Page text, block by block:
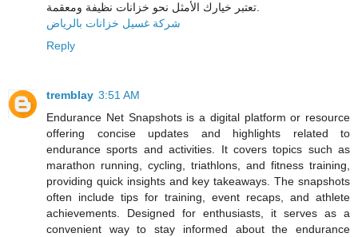
شركة غسيل خزانات بالرياض
Reply
tremblay 3:51 AM
Endurance Net Snapshots is a digital platform or resource
offering concise updates and highlights related to
endurance sports and activities. It covers topics such as
marathon running, cycling, triathlons, and fitness training,
providing quick insights and key takeaways. The snapshots
often include tips for training, event recaps, and athlete
achievements. Designed for enthusiasts, it serves as a
convenient way to stay informed about the endurance